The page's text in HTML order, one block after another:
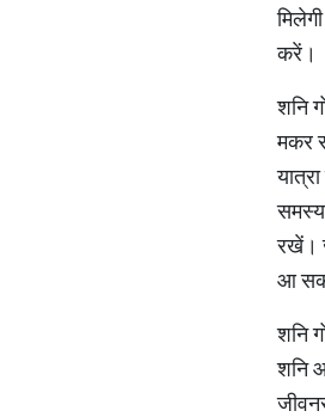
करें।
शनि
मकर
रखें।
आ
शनि
शनि